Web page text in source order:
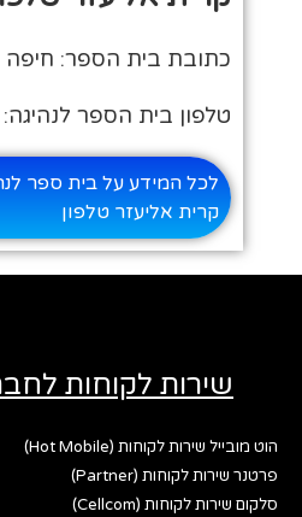
כתובת בית הספר: חיפה
טלפון בית הספר לנהיגה: 8535613
לכל המידע על בית ספר
קרית אליעזר טלפון
שירות לקוחות
הוט מובייל שירות לקוחות (Hot Mobile)
פרטנר שירות לקוחות (Partner)
סלקום שירות לקוחות (Cellcom)